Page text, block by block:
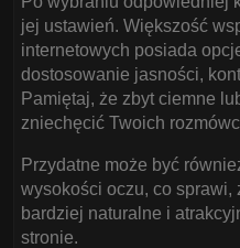
jej ustawień. Większość
internetowych posiada
dostosowanie jasności,
Pamiętaj, że zbyt ciemne
zniechęcić Twoich
Przydatne może być
wysokości oczu, co
bardziej naturalne i
stronie.